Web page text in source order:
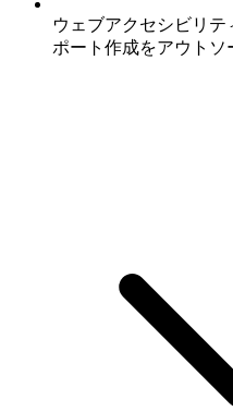
ウェブアクセシビリ
ポート作成をアウト